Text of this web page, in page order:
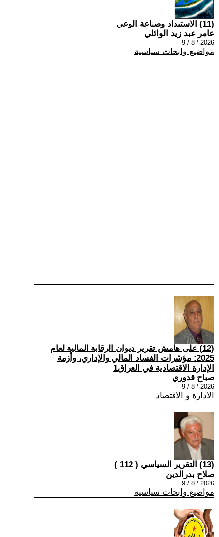
(11) الاستبداد وصناعة الوعي
عامر عبد زيد الوائلي
2026 / 8 / 9
مواضيع وابحاث سياسية
(12) على هامش تقرير ديوان الرقابة المالية لعام
2025: مؤشرات الفساد المالي والإداري، وأزمة
الإدارة الاقتصادية في العراق1
صباح قدوري
2026 / 8 / 9
الادارة و الاقتصاد
(13) التقرير السياسي ( 112 )
صلاح بدرالدين
2026 / 8 / 9
مواضيع وابحاث سياسية